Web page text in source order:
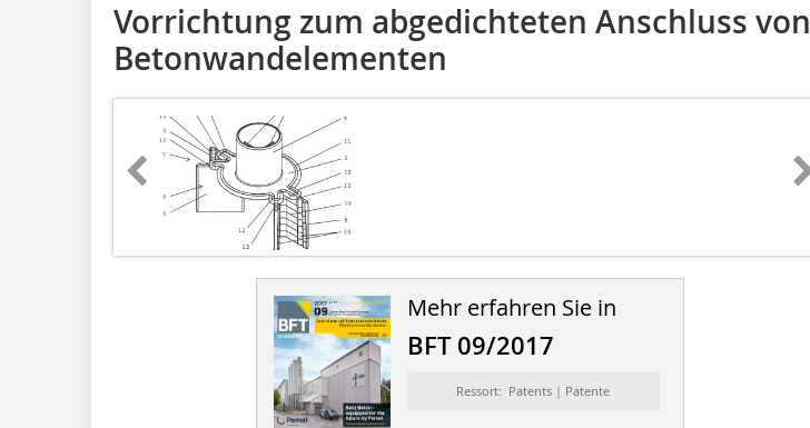
Vorrichtung zum abgedichteten Anschluss von
Betonwandelementen
Mehr erfahren Sie in
BFT 09/2017
Ressort: Patents | Patente